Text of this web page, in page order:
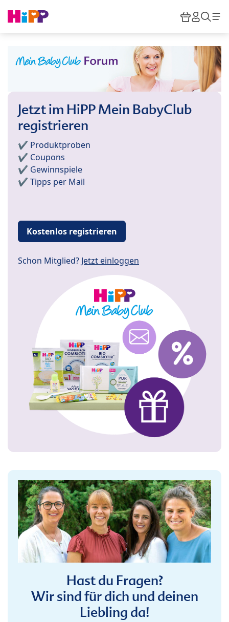
HiPP
Jetzt im HiPP Mein BabyClub
registrieren
✔️ Produktproben
✔️ Coupons
✔️ Gewinnspiele
✔️ Tipps per Mail
Kostenlos registrieren
Schon Mitglied? Jetzt einloggen
Hast du Fragen?
Wir sind für dich und deinen
Liebling da!